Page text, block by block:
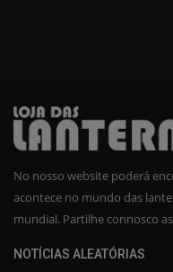
No nosso website poderá
acontece no mundo das
mundial. Partilhe connosco
NOTÍCIAS ALEATÓRIAS